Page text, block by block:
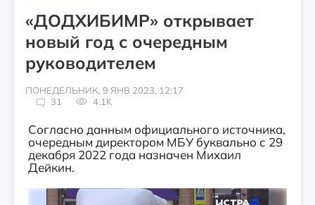
«ДОДХИБИМР» открывает
новый год с очередным
руководителем
ПОНЕДЕЛЬНИК, 9 ЯНВ 2023, 12:17
31
4.1K
Согласно данным официального источника,
очередным директором МБУ буквально с 29
декабря 2022 года назначен Михаил
Дейкин.